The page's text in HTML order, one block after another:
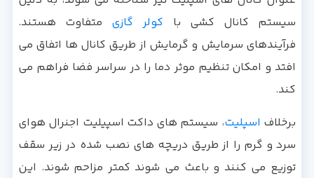
سیستم کانال کشی با کولر گازی متفاوت هستند.
فرآیندهای سرمایش و گرمایش از طریق کانال ها اتفاق می
افتد و امکان تنظیم موثر دما را در سراسر فضا فراهم می
کند.
برخلاف اسپلیت، سیستم های داکت اسپیلیت اجنرال هوای
سرد و گرم را از طریق دریچه های نصب شده در زیر سقف
توزیع می کنند و باعث می شوند کمتر مزاحم شوند. این